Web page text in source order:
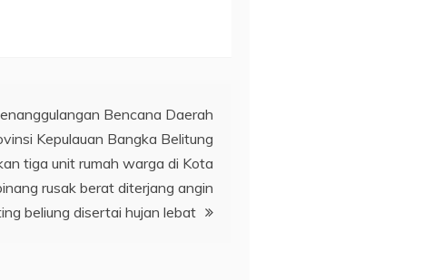
Bencana Daerah
Kepulauan Bangka Belitung
tiga unit rumah warga di Kota
rusak berat diterjang angin
beliung disertai hujan lebat